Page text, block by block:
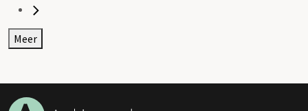
Meer